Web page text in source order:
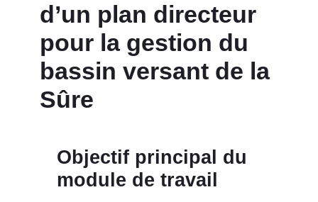
d’un plan directeur
pour la gestion du
bassin versant de la
Sûre
Objectif principal du
module de travail